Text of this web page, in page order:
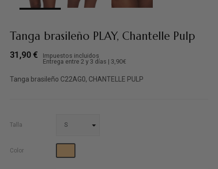
Tanga brasileño PLAY, Chantelle Pulp
31,90 €
Impuestos incluidos
Entrega entre 2 y 3 días | 3,90€
Tanga brasileño C22AG0, CHANTELLE PULP
Talla
Color